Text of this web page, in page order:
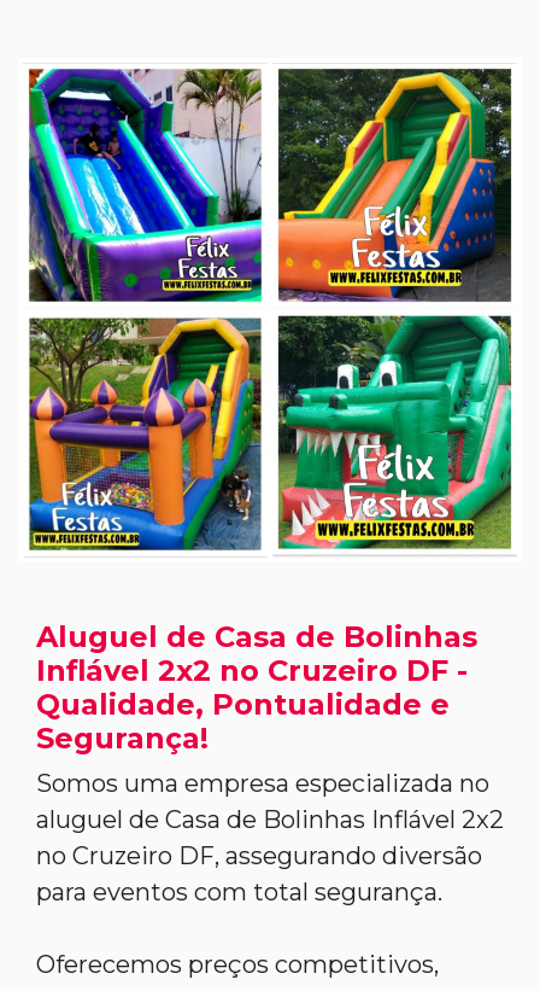
Aluguel de Casa de Bolinhas
Inflável 2x2 no Cruzeiro DF -
Qualidade, Pontualidade e
Segurança!
Somos uma empresa especializada no
aluguel de Casa de Bolinhas Inflável 2x2
no Cruzeiro DF, assegurando diversão
para eventos com total segurança.
Oferecemos preços competitivos,